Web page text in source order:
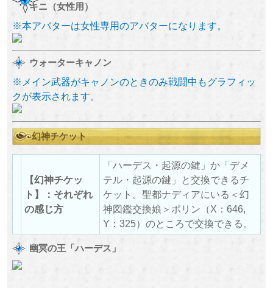
キニ（女性用）
※本アバターは女性専用のアバターになります。
ウォーターキャノン
※メイン武器がキャノンのときのみ戦闘中もグラフィッ
クが表示されます。
幻神チケット
【幻神チケッ
ト】：それぞれ
の感じ方
「ハーデス・起源の鍵」か「デメ
テル・起源の鍵」と交換できるチ
ケット。聖都ナディアにいる＜幻
神図鑑交換娘＞ポリン（X：646,
Y：325）のところで交換できる。
幽冥の王「ハーデス」